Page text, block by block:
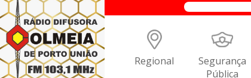
Regional Segurança
Pública